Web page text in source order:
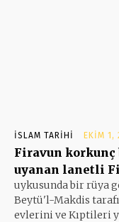
İSLAM TARIHI EKIM 1,
Firavun korkunç
uyanan lanetli
uykusunda bir rüya
Beytü'l-Makdis
evlerini ve Kıptileri